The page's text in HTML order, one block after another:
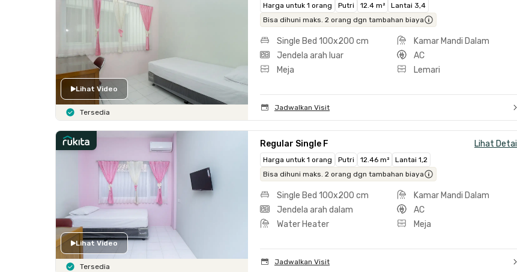
Lihat Video
Tersedia
Harga untuk 1 orang Putri 12.4 m²
Lantai 3,4
Bisa dihuni maks. 2 orang dgn tambahan biaya
Single Bed 100x200 cm
Kamar Mandi Dalam
Jendela arah luar
AC
Meja
Lemari
Jadwalkan Visit
Lihat Video
Tersedia
Regular Single F Lihat Detail
Harga untuk 1 orang Putri 12.46 m²
Lantai 1,2
Bisa dihuni maks. 2 orang dgn tambahan biaya
Single Bed 100x200 cm
Kamar Mandi Dalam
Jendela arah dalam
AC
Water Heater
Meja
Jadwalkan Visit